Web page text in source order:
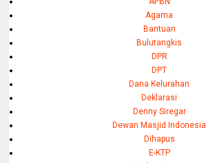
Agama
Bantuan
Bulutangkis
DPR
DPT
Dana Kelurahan
Deklarasi
Denny Siregar
Dewan Masjid Indonesia
Dihapus
E-KTP